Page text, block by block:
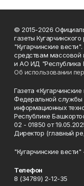
© 2015-2026
газеты
"Кугарчинские
средствам массовой
и АО ИД "Республика
Об использовании
Газета
Федеральной службы
информационных
Республике
02 - 01850 от
Директор (главный
"Кугарчинские
Телефон
8 (34789) 2-12-35